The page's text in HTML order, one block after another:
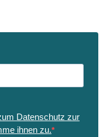
Datenschutz zur
ihnen zu.